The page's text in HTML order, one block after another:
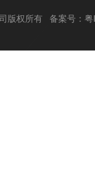
版权所有 备案号：